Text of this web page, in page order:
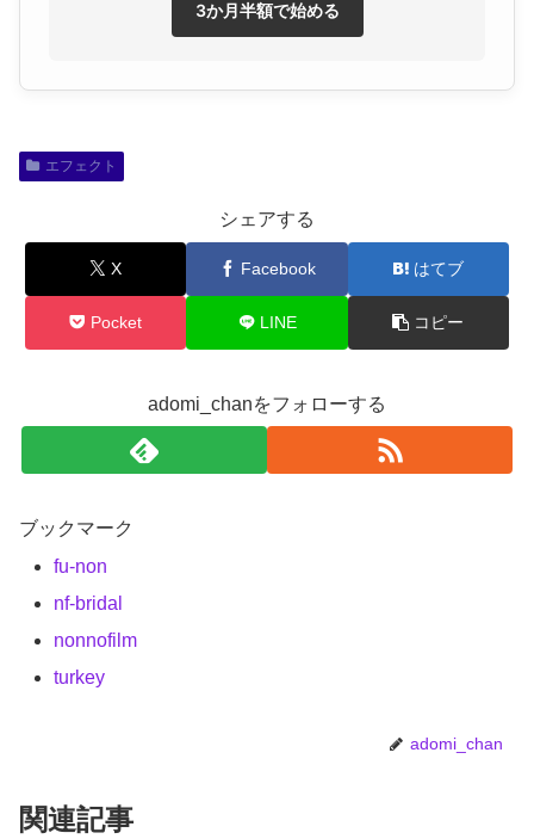
3か月半額で始める
エフェクト
シェアする
X Facebook はてブ
Pocket LINE コピー
adomi_chanをフォローする
ブックマーク
fu-non
nf-bridal
nonnofilm
turkey
adomi_chan
関連記事